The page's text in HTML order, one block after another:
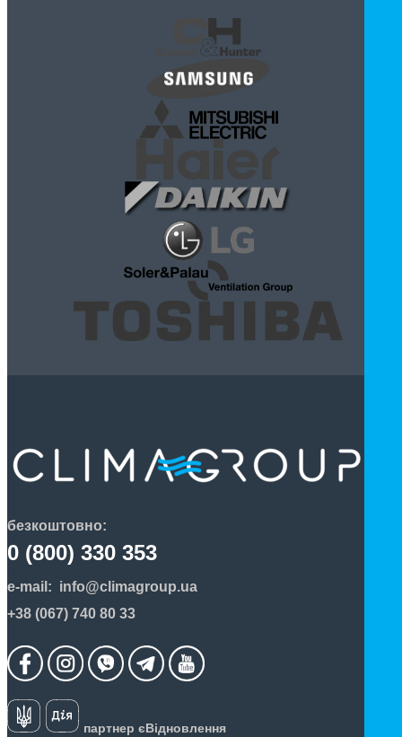
безкоштовно:
0 (800) 330 353
e-mail: info@climagroup.ua
+38 (067) 740 80 33
партнер єВідновлення